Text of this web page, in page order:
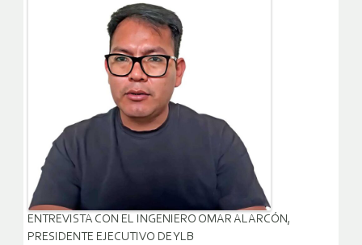
ENTREVISTA CON EL INGENIERO OMAR ALARCÓN,
PRESIDENTE EJECUTIVO DE YLB